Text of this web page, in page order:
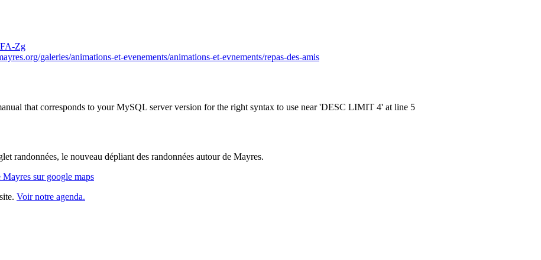
Zg
galeries/animations-et-evenements/animations-et-evnements/repas-des-amis
that corresponds to your MySQL server version for the right syntax to use near 'DESC LIMIT 4' at line 5
randonnées, le nouveau dépliant des randonnées autour de Mayres.
Mayres sur google maps
Voir notre agenda.